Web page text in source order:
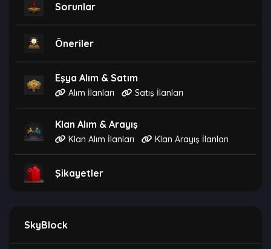
Sorunlar
Öneriler
Eşya Alım & Satım
Alım İlanları Satış İlanları
Klan Alım & Arayış
Klan Alım İlanları Klan Arayış İlanları
Şikayetler
SkyBlock